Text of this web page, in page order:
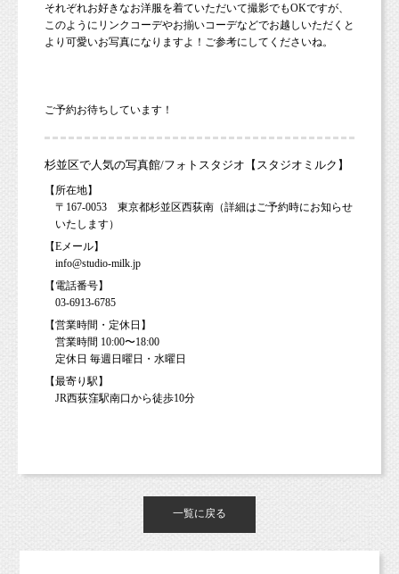
それぞれお好きなお洋服を着ていただいて撮影でもOKですが、
このようにリンクコーデやお揃いコーデなどでお越しいただくと
より可愛いお写真になりますよ！ご参考にしてくださいね。
ご予約お待ちしています！
杉並区で人気の写真館/フォトスタジオ【スタジオミルク】
【所在地】
〒167-0053 東京都杉並区西荻南（詳細はご予約時にお知らせ
いたします）
【Eメール】
info@studio-milk.jp
【電話番号】
03-6913-6785
【営業時間・定休日】
営業時間 10:00〜18:00
定休日 毎週日曜日・水曜日
【最寄り駅】
JR西荻窪駅南口から徒歩10分
一覧に戻る